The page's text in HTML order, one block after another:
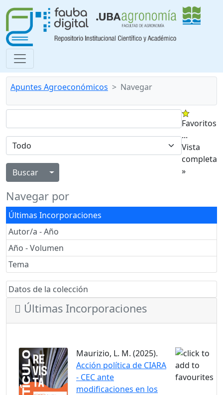
Apuntes Agroeconómicos Navegar
Alternar menú desplegable
Favoritos
...
Vista
completa
»
Navegar por
Últimas Incorporaciones
Autor/a - Año
Año - Volumen
Tema
Datos de la colección
Últimas Incorporaciones
Maurizio, L. M. (2025).
Acción política de CIARA
- CEC ante
modificaciones en los